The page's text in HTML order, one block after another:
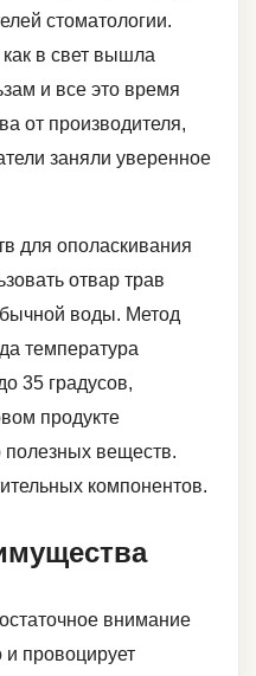
стоматологии.
в свет вышла
и все это время
от производителя,
заняли уверенное
для ополаскивания
отвар трав
воды. Метод
температура
35 градусов,
продукте
полезных веществ.
компонентов.
внимание
и провоцирует